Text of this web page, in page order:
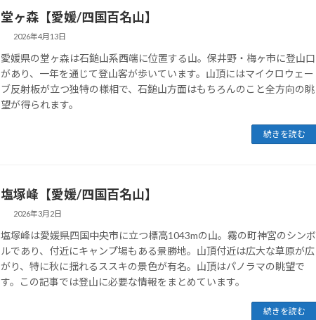
堂ヶ森【愛媛/四国百名山】
2026年4月13日
愛媛県の堂ヶ森は石鎚山系西端に位置する山。保井野・梅ヶ市に登山口
があり、一年を通じて登山客が歩いています。山頂にはマイクロウェー
ブ反射板が立つ独特の様相で、石鎚山方面はもちろんのこと全方向の眺
望が得られます。
続きを読む
塩塚峰【愛媛/四国百名山】
2026年3月2日
塩塚峰は愛媛県四国中央市に立つ標高1043mの山。霧の町神宮のシンボ
ルであり、付近にキャンプ場もある景勝地。山頂付近は広大な草原が広
がり、特に秋に揺れるススキの景色が有名。山頂はパノラマの眺望で
す。この記事では登山に必要な情報をまとめています。
続きを読む